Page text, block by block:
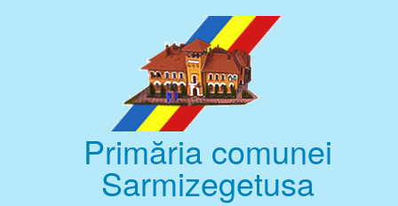
Primăria comunei
Sarmizegetusa